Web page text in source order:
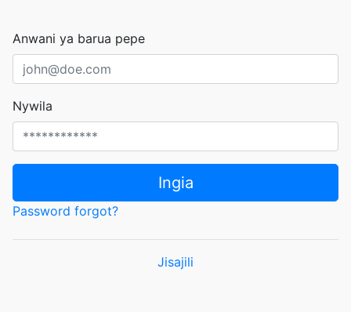
Anwani ya barua pepe
Nywila
Ingia
Password forgot?
Jisajili